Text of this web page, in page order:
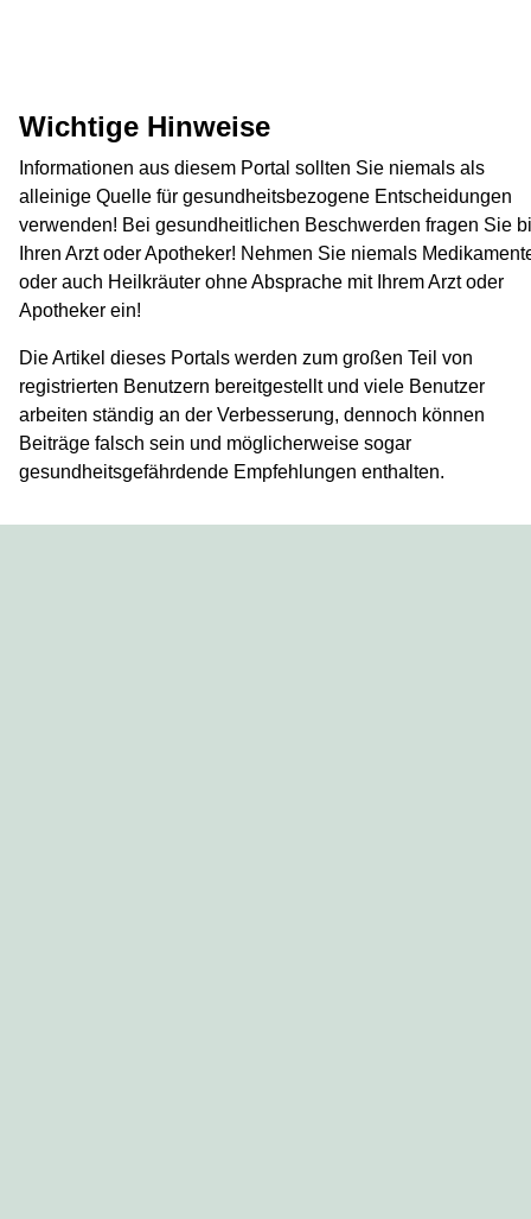
Wichtige Hinweise
Informationen aus diesem Portal sollten Sie niemals als
alleinige Quelle für gesundheitsbezogene Entscheidungen
verwenden! Bei gesundheitlichen Beschwerden fragen Sie
Ihren Arzt oder Apotheker! Nehmen Sie niemals
oder auch Heilkräuter ohne Absprache mit Ihrem Arzt oder
Apotheker ein!
Die Artikel dieses Portals werden zum großen Teil von
registrierten Benutzern bereitgestellt und viele Benutzer
arbeiten ständig an der Verbesserung, dennoch können
Beiträge falsch sein und möglicherweise sogar
gesundheitsgefährdende Empfehlungen enthalten.